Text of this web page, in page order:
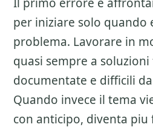
per iniziare solo quando
problema. Lavorare in
quasi sempre a
documentate e difficili
Quando invece il tema
con anticipo, diventa